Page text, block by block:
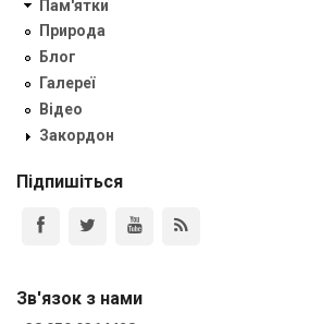
Пам'ятки
Природа
Блог
Галереї
Відео
Закордон
Підпишіться
Зв'язок з нами